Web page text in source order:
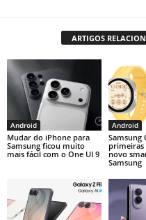
ARTIGOS
Android
Mudar do iPhone para
Samsung ficou muito
mais fácil com o One UI 9
Android
Samsung
primeiras
novo
Samsung